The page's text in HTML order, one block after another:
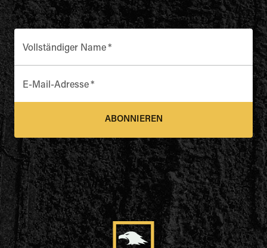
Vollständiger Name*
E-Mail-Adresse*
ABONNIEREN